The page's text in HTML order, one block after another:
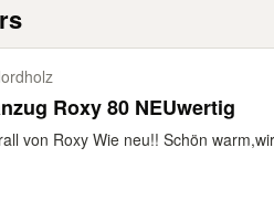
Roxy 80 NEUwertig
von Roxy Wie neu!! Schön